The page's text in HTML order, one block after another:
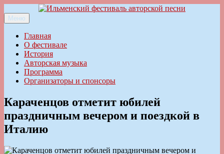
к
содержимому
Ильменский фестиваль авторской песни
Меню
Главная
О фестивале
История
Авторская музыка
Программа
Организаторы и спонсоры
Караченцов отметит юбилей
праздничным вечером и поездкой в
Италию